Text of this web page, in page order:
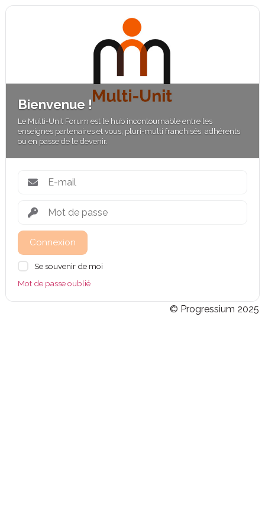
Bienvenue !
Le Multi-Unit Forum est le hub incontournable entre les
enseignes partenaires et vous, pluri-multi franchisés, adhérents
ou en passe de le devenir.
Connexion
Se souvenir de moi
Mot de passe oublié
© Progressium 2025